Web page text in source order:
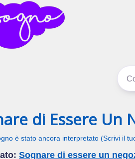
di Essere Un
è stato ancora interpretato (Scrivi il
Sognare di essere un